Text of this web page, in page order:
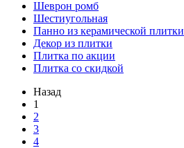
Шеврон ромб
Шестиугольная
Панно из керамической плитки
Декор из плитки
Плитка по акции
Плитка со скидкой
Назад
1
2
3
4